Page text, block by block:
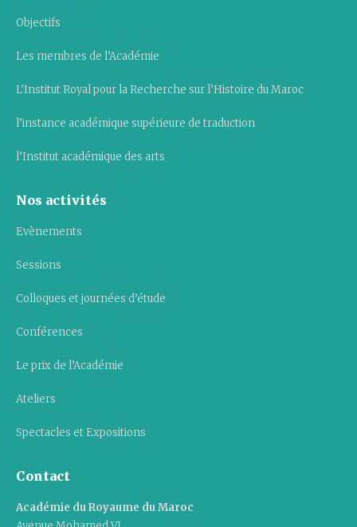
Objectifs
Les membres de l’Académie
L’Institut Royal pour la Recherche sur l’Histoire du Maroc
l’instance académique supérieure de traduction
l’Institut académique des arts
Nos activités
Evènements
Sessions
Colloques et journées d’étude
Conférences
Le prix de l’Académie
Ateliers
Spectacles et Expositions
Contact
Académie du Royaume du Maroc